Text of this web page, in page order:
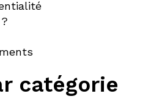
catégorie